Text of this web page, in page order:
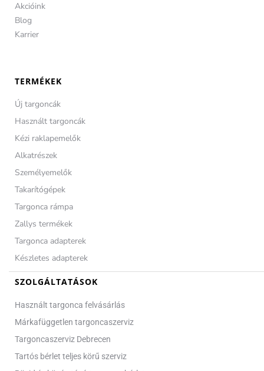
Akcióink
Blog
Karrier
TERMÉKEK
Új targoncák
Használt targoncák
Kézi raklapemelők
Alkatrészek
Személyemelők
Takarítógépek
Targonca rámpa
Zallys termékek
Targonca adapterek
Készletes adapterek
SZOLGÁLTATÁSOK
Használt targonca felvásárlás
Márkafüggetlen targoncaszerviz
Targoncaszerviz Debrecen
Tartós bérlet teljes körű szerviz